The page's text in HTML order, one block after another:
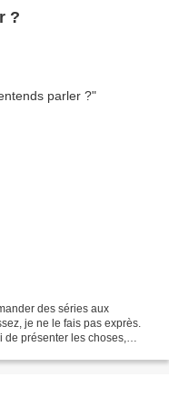
?
des séries aux
je ne le fais pas exprès.
de présenter les choses,